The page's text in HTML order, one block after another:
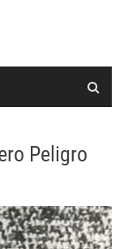
Peligro